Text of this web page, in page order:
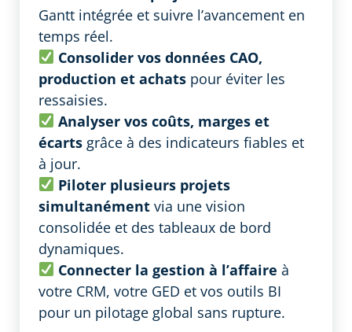
Gantt intégrée et suivre l’avancement en
temps réel.
Consolider vos données CAO,
production et achatspour éviter les
ressaisies.
Analyser vos coûts, marges et
écartsgrâce à des indicateurs fiables et
à jour.
Piloter plusieurs projets
simultanémentvia une vision
consolidée et des tableaux de bord
dynamiques.
Connecter la gestion à l’affaire à
votre CRM, votre GED et vos outils BI
pour un pilotage global sans rupture.